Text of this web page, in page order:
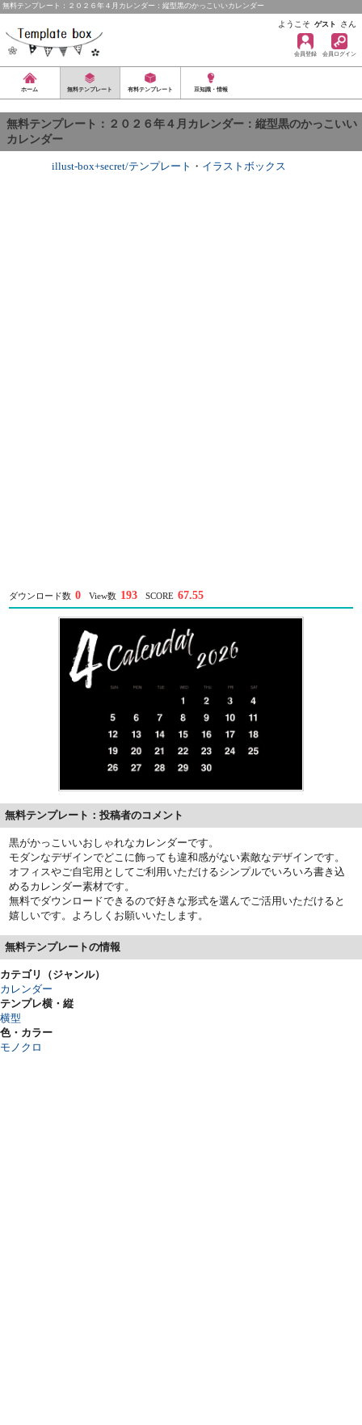
無料テンプレート：２０２６年４月カレンダー：縦型黒のかっこいいカレンダー
ようこそ ゲスト さん
会員登録 会員ログイン
ホーム 無料テンプレート 有料テンプレート 豆知識・情報
無料テンプレート：２０２６年４月カレンダー：縦型黒のかっこいい
カレンダー
illust-box+secret/テンプレート ・ イラストボックス
ダウンロード数 0 View数 193 SCORE 67.55
無料テンプレート：投稿者のコメント
黒がかっこいいおしゃれなカレンダーです。
モダンなデザインでどこに飾っても違和感がない素敵なデザインです。
オフィスやご自宅用としてご利用いただけるシンプルでいろいろ書き込
めるカレンダー素材です。
無料でダウンロードできるので好きな形式を選んでご活用いただけると
嬉しいです。よろしくお願いいたします。
無料テンプレートの情報
カテゴリ（ジャンル）
カレンダー
テンプレ横・縦
横型
色・カラー
モノクロ